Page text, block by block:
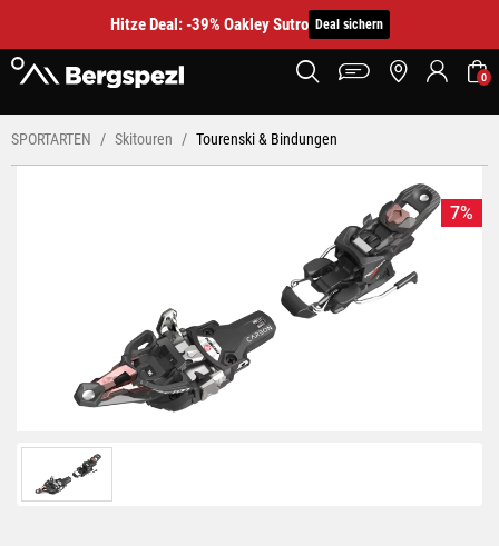
Hitze Deal: -39% Oakley Sutro Deal sichern
0
SPORTARTEN Skitouren Tourenski & Bindungen
7%